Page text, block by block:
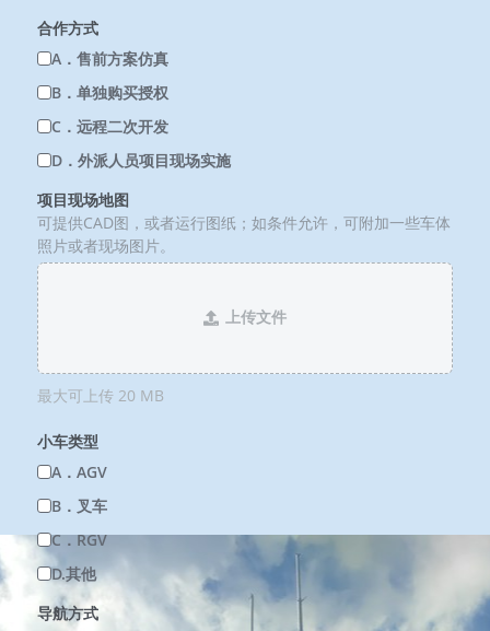
合作方式
A．售前方案仿真
B．单独购买授权
C．远程二次开发
D．外派人员项目现场实施
项目现场地图
可提供CAD图，或者运行图纸；如条件允许，可附加一些车体
照片或者现场图片。
上传文件
最大可上传 20 MB
小车类型
A．AGV
B．叉车
C．RGV
D.其他
导航方式